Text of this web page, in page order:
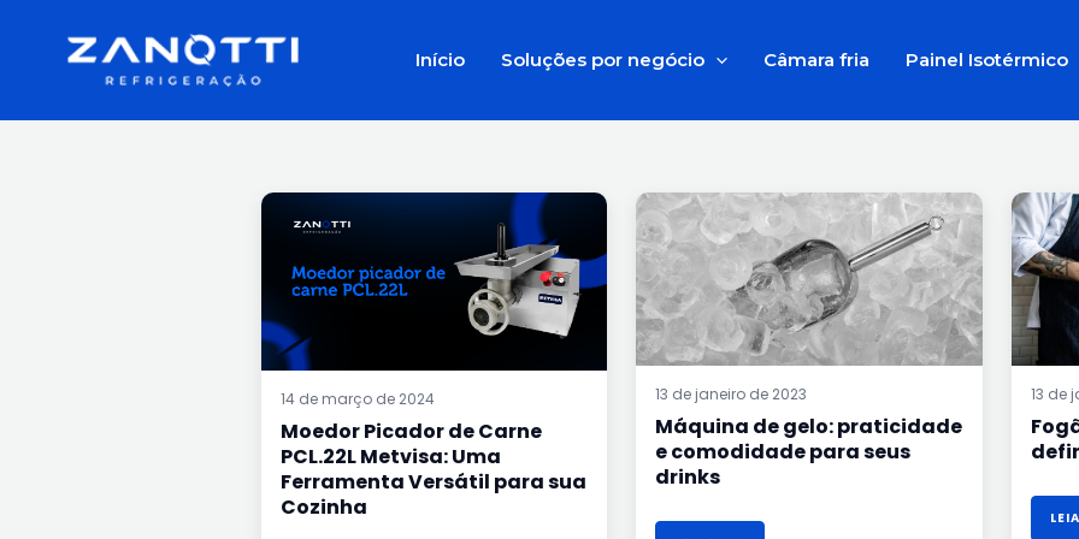
Início Soluções por negócio Câmara fria Painel Isotérmico
14 de março de 2024
Moedor Picador de Carne
PCL.22L Metvisa: Uma
Ferramenta Versátil para sua
Cozinha
MOEDOR
DE
CARNE
UMA
FERRAMENTA
VERSÁTIL
13 de janeiro de 2023
Máquina de gelo: praticidade
e comodidade para seus
drinks
MÁQUINA
DE
GELO:
PRATICIDADE
E
COMODIDADE
PARA
SEUS
DRINKS
13 de